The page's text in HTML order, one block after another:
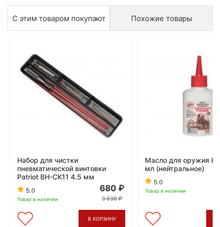
С этим товаром покупают Похожие товары
Набор для чистки
пневматической винтовки
Patriot BH-CK11 4.5 мм
5.0
Товар в наличии
680
3 638
В КОРЗИНУ
Масло для оружия
мл (нейтральное)
5.0
Товар в наличии